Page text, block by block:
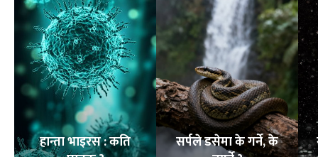
हान्ता भाइरस : कति
सर्पले डसेमा के गर्ने, के